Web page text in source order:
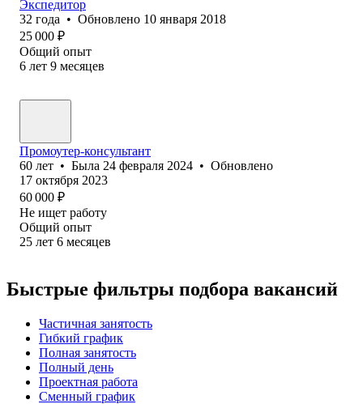
Экспедитор
32 года • Обновлено 10 января 2018
25 000 ₽
Общий опыт
6 лет 9 месяцев
Промоутер-консультант
60 лет • Была 24 февраля 2024 • Обновлено
17 октября 2023
60 000 ₽
Не ищет работу
Общий опыт
25 лет 6 месяцев
Быстрые фильтры подбора вакансий
Частичная занятость
Гибкий график
Полная занятость
Полный день
Проектная работа
Сменный график